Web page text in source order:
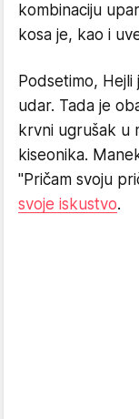
kombinaciju
kosa je, kao i
Podsetimo,
udar. Tada je
krvni ugrušak u
kiseonika.
"Pričam svoju
svoje iskustvo.